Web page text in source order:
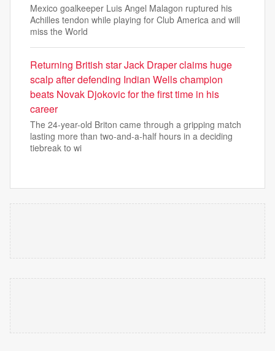
Mexico goalkeeper Luis Angel Malagon ruptured his
Achilles tendon while playing for Club America and will
miss the World
Returning British star Jack Draper claims huge
scalp after defending Indian Wells champion
beats Novak Djokovic for the first time in his
career
The 24-year-old Briton came through a gripping match
lasting more than two-and-a-half hours in a deciding
tiebreak to wi